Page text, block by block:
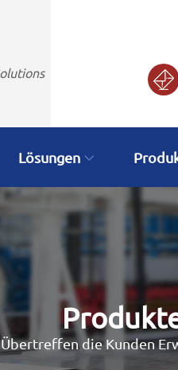
Lösungen
Übertreffen die Kunden